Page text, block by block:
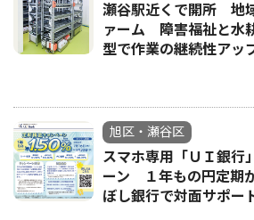
瀬谷駅近くで開所 地
ァーム 障害福祉と水
型で作業の継続性アッ
旭区・瀬谷区
スマホ専用「ＵＩ銀行
ーン １年もの円定期
ぼし銀行で対面サポー